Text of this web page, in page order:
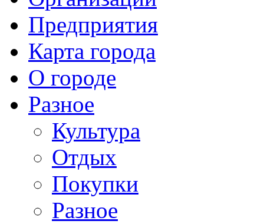
Предприятия
Карта города
О городе
Разное
Культура
Отдых
Покупки
Разное